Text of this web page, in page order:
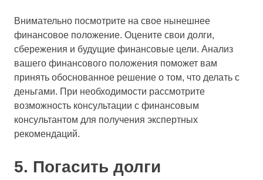
Внимательно посмотрите на свое нынешнее
финансовое положение. Оцените свои долги,
сбережения и будущие финансовые цели. Анализ
вашего финансового положения поможет вам
принять обоснованное решение о том, что делать с
деньгами. При необходимости рассмотрите
возможность консультации с финансовым
консультантом для получения экспертных
рекомендаций.
5. Погасить долги